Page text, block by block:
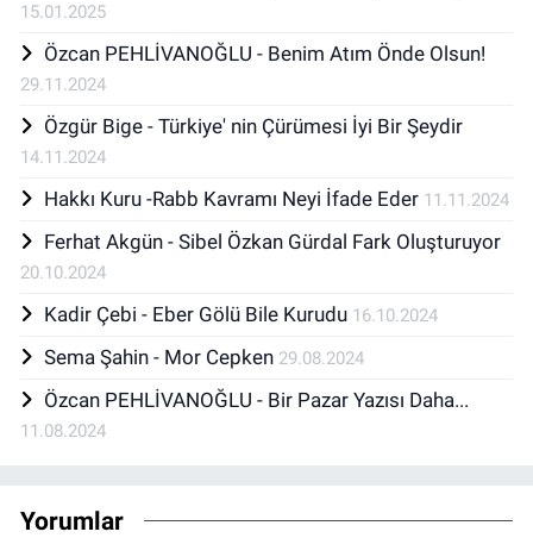
15.01.2025
Özcan PEHLİVANOĞLU - Benim Atım Önde Olsun!
29.11.2024
Özgür Bige - Türkiye' nin Çürümesi İyi Bir Şeydir
14.11.2024
Hakkı Kuru -Rabb Kavramı Neyi İfade Eder 11.11.2024
Ferhat Akgün - Sibel Özkan Gürdal Fark Oluşturuyor
20.10.2024
Kadir Çebi - Eber Gölü Bile Kurudu 16.10.2024
Sema Şahin - Mor Cepken 29.08.2024
Özcan PEHLİVANOĞLU - Bir Pazar Yazısı Daha...
11.08.2024
Yorumlar